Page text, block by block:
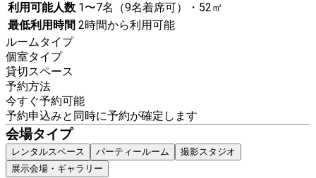
利用可能人数 1〜7名（9名着席可）・52㎡
最低利用時間 2時間から利用可能
ルームタイプ
個室タイプ
貸切スペース
予約方法
今すぐ予約可能
予約申込みと同時に予約が確定します
会場タイプ
レンタルスペース パーティールーム
撮影スタジオ
展示会場・ギャラリー